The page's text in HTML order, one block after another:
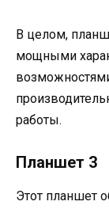
В целом,
мощными
работы.
Планшет 3
Этот планшет